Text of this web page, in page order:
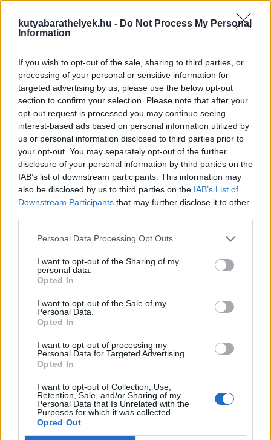
kutyabarathelyek.hu - Do Not Process My Personal
Information
If you wish to opt-out of the sale, sharing to third parties, or
processing of your personal or sensitive information for
targeted advertising by us, please use the below opt-out
section to confirm your selection. Please note that after your
opt-out request is processed you may continue seeing
interest-based ads based on personal information utilized by
us or personal information disclosed to third parties prior to
your opt-out. You may separately opt-out of the further
disclosure of your personal information by third parties on the
IAB’s list of downstream participants. This information may
also be disclosed by us to third parties on the IAB’s List of
Downstream Participants that may further disclose it to other
Personal Data Processing Opt Outs
I want to opt-out of the Sharing of my
personal data.
Opted In
I want to opt-out of the Sale of my
Personal Data.
Opted In
I want to opt-out of processing my
Personal Data for Targeted Advertising.
Opted In
I want to opt-out of Collection, Use,
Retention, Sale, and/or Sharing of my
Personal Data that Is Unrelated with the
Purposes for which it was collected.
Opted Out
Ide mehetsz Siófokon kutyával
és itt a folytatás
további partszakaszok Siófokon
Összességében a polgármesti hivatal ezzel elvégezte a dolgát,
de a problémát közel sem oldódtak meg.
Mivel a kék területek közterületek, és ezáltal a pórázzal történő
körbekerítve, megnőhet a szökés veszélye is. Kutyás
ürülékgyűjtők kihelyezése is egy másik kérdés a kékkel jelölt
szakaszon.
Kíváncsian várjuk a fejleményeket!
Forrás: siofok.hu